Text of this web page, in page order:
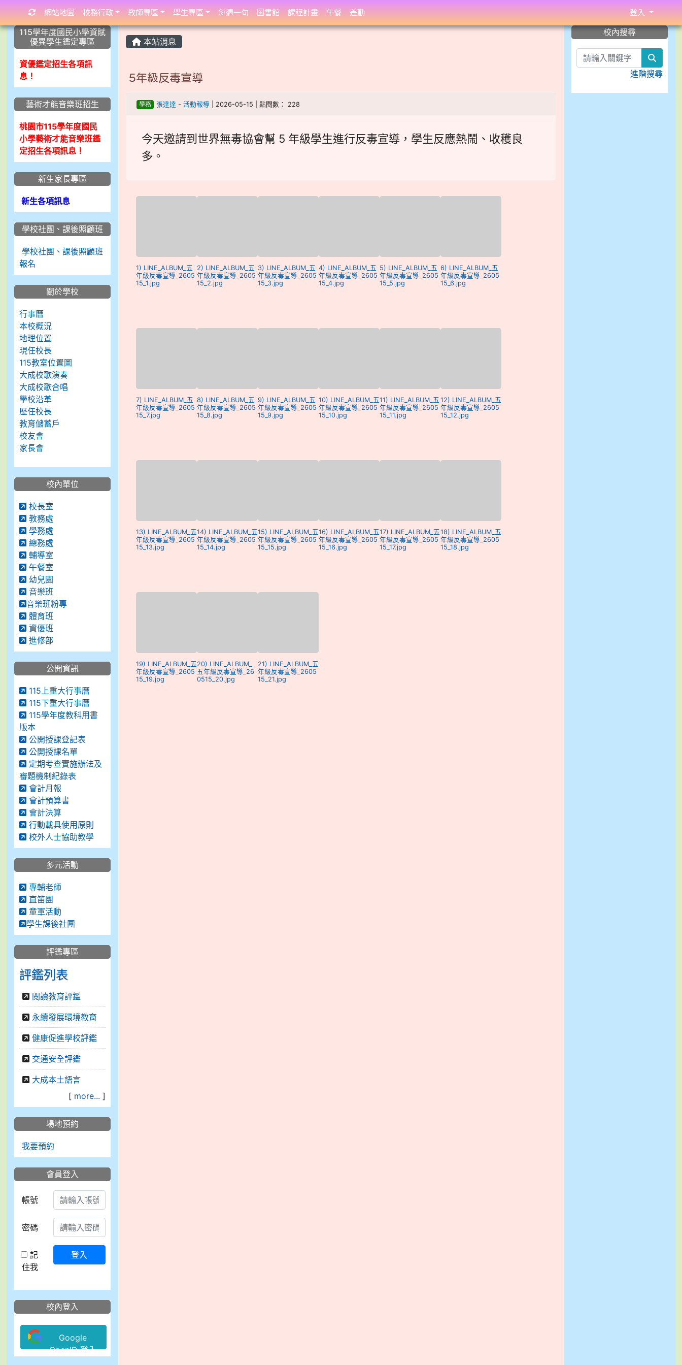
:::
本站消息
5年級反毒宣導
學務 張達達 - 活動報導| 2026-05-15 | 點閱數： 228
今天邀請到世界無毒協會幫 5 年級學生進行反毒宣導，學生反應熱鬧、收穫良
多。
1) LINE_ALBUM_五
年級反毒宣導_2605
15_1.jpg
2) LINE_ALBUM_五
年級反毒宣導_2605
15_2.jpg
3) LINE_ALBUM_五
年級反毒宣導_2605
15_3.jpg
4) LINE_ALBUM_五
年級反毒宣導_2605
15_4.jpg
5) LINE_ALBUM_五
年級反毒宣導_2605
15_5.jpg
6) LINE_ALBUM_五
年級反毒宣導_2605
15_6.jpg
7) LINE_ALBUM_五
年級反毒宣導_2605
15_7.jpg
8) LINE_ALBUM_五
年級反毒宣導_2605
15_8.jpg
9) LINE_ALBUM_五
年級反毒宣導_2605
15_9.jpg
10) LINE_ALBUM_五
年級反毒宣導_2605
15_10.jpg
11) LINE_ALBUM_五
年級反毒宣導_2605
15_11.jpg
12) LINE_ALBUM_五
年級反毒宣導_2605
15_12.jpg
13) LINE_ALBUM_五
年級反毒宣導_2605
15_13.jpg
14) LINE_ALBUM_五
年級反毒宣導_2605
15_14.jpg
15) LINE_ALBUM_五
年級反毒宣導_2605
15_15.jpg
16) LINE_ALBUM_五
年級反毒宣導_2605
15_16.jpg
17) LINE_ALBUM_五
年級反毒宣導_2605
15_17.jpg
18) LINE_ALBUM_五
年級反毒宣導_2605
15_18.jpg
19) LINE_ALBUM_五
年級反毒宣導_2605
15_19.jpg
20) LINE_ALBUM_
五年級反毒宣導_26
0515_20.jpg
21) LINE_ALBUM_五
年級反毒宣導_2605
15_21.jpg
:::115學年度國民小學資賦
優異學生鑑定專區
資優鑑定招生各項訊
息！
藝術才能音樂班招生
桃園市115學年度國民
小學藝術才能音樂班鑑
定招生各項訊息！
新生家長專區
新生各項訊息
學校社團、課後照顧班
學校社團、課後照顧班
報名
關於學校
行事曆
本校概況
地理位置
現任校長
115教室位置圖
大成校歌演奏
大成校歌合唱
學校沿革
歷任校長
教育儲蓄戶
校友會
家長會
校內單位
校長室
教務處
學務處
總務處
輔導室
午餐室
幼兒園
音樂班
音樂班粉專
體育班
資優班
進修部
公開資訊
115上重大行事曆
115下重大行事曆
115學年度教科用書
版本
公開授課登記表
公開授課名單
定期考查實施辦法及
審題機制紀錄表
會計月報
會計預算書
會計決算
行動載具使用原則
校外人士協助教學
多元活動
專輔老師
直笛團
童軍活動
學生課後社團
評鑑專區
評鑑列表
閱讀教育評鑑
永續發展環境教育
健康促進學校評鑑
交通安全評鑑
大成本土語言
[ more... ]
場地預約
我要預約
會員登入
帳號
密碼
記
住我
登入
校內登入
Google
OpenID 登入
::: 校內搜尋
進階搜尋
::: 網站地圖 校務行政 教師專區 學生專區 每週一句 圖書館 課程計畫 午餐 差勤 登入